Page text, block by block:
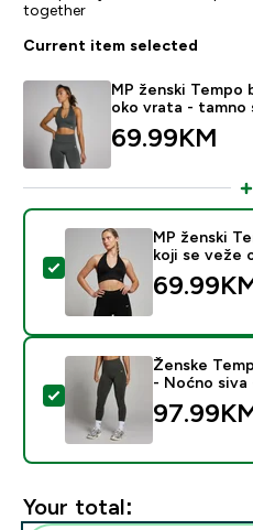
together
Current item selected
MP ženski Tempo
oko vrata - tamno
69.99KM‎
Select this product -
MP ženski
koji se veže
Select this product -
Ženske
- Noćno siva
Your total: